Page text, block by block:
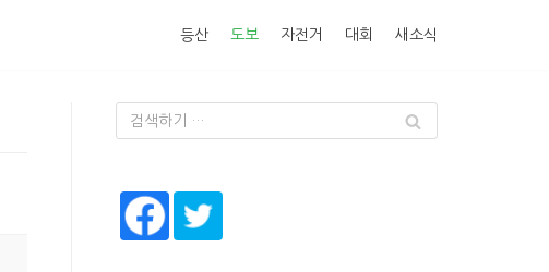
등산 도보 자전거 대회 새소식